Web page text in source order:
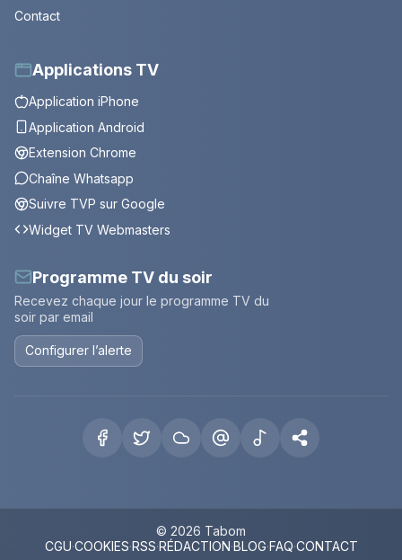
Contact
Applications TV
Application iPhone
Application Android
Extension Chrome
Chaîne Whatsapp
Suivre TVP sur Google
Widget TV Webmasters
Programme TV du soir
Recevez chaque jour le programme TV du
soir par email
Configurer l’alerte
© 2026 Tabom
CGU·COOKIES·RSS·RÉDACTION·BLOG·FAQ·CONTACT